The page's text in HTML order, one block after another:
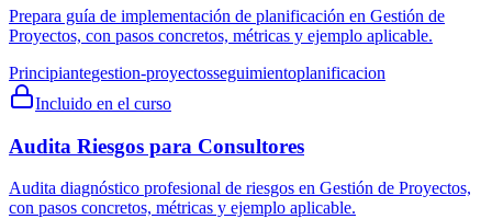
Prepara guía de implementación de planificación en Gestión de
Proyectos, con pasos concretos, métricas y ejemplo aplicable.
Principiantegestion-proyectosseguimientoplanificacion
Incluido en el curso
Audita Riesgos para Consultores
Audita diagnóstico profesional de riesgos en Gestión de Proyectos,
con pasos concretos, métricas y ejemplo aplicable.